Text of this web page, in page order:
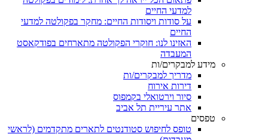
למדעי החיים
על סודות ויסודות החיים: מחקר בפקולטה למדעי
החיים
האזינו לנו: חוקרי הפקולטה מתארחים בפודקאסט
המעבדה
מידע למבקרים/ות
מדריך למבקרים/ות
דירות אירוח
סיור וירטואלי בקמפוס
אתר עיריית תל אביב
טפסים
טופס לחיפוש סטודנטים לתארים מתקדמים (לראשי